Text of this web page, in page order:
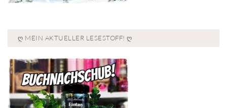
Ღ MEIN AKTUELLER LESESTOFF! Ღ